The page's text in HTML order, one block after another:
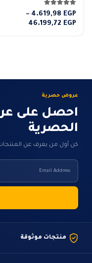
5.00 من 5
4.619,98 EGP
–
46.199,72 EGP
عروض حصرية
احصل على
الحصرية
كن أول من يعرف عن
منتجات موثوقة